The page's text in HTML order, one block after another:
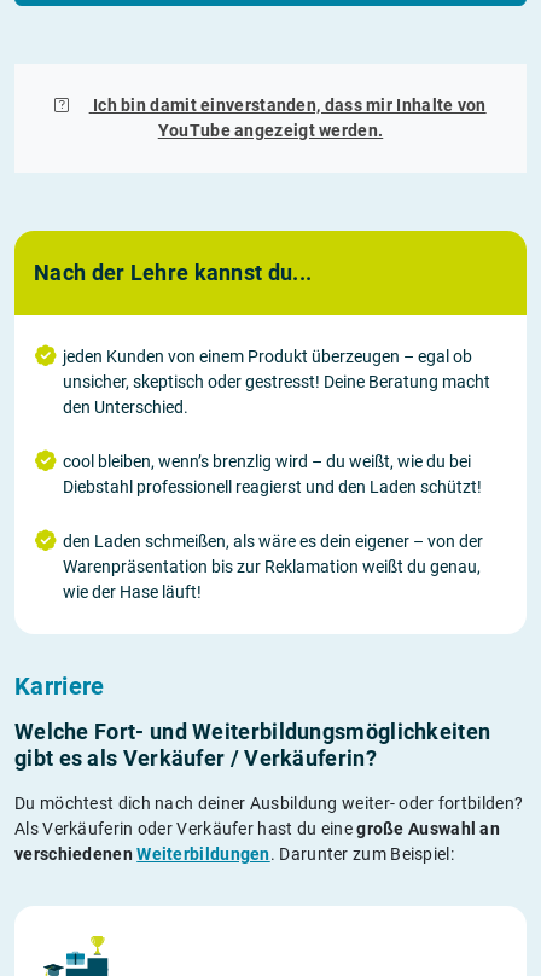
Ich bin damit einverstanden, dass mir Inhalte von
YouTubeangezeigt werden.
Nach der Lehre kannst du...
jeden Kunden von einem Produkt überzeugen – egal ob
unsicher, skeptisch oder gestresst! Deine Beratung macht
den Unterschied.
cool bleiben, wenn’s brenzlig wird – du weißt, wie du bei
Diebstahl professionell reagierst und den Laden schützt!
den Laden schmeißen, als wäre es dein eigener – von der
Warenpräsentation bis zur Reklamation weißt du genau,
wie der Hase läuft!
Karriere
Welche Fort- und Weiterbildungs­möglichkeiten
gibt es als Verkäufer / Verkäuferin?
Du möchtest dich nach deiner Ausbildung weiter- oder fortbilden?
Als Verkäuferin oder Verkäufer hast du einegroße Auswahl an
verschiedenen Weiterbildungen. Darunter zum Beispiel: